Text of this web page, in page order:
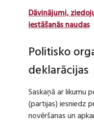
Dāvinājumi,
iestāšanās naudas
Politisko
deklarācijas
Saskaņā ar likumu
(partijas) iesniedz
novēršanas un